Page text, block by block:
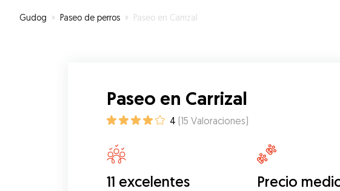
Gudog » Paseo de perros » Paseo en Carrizal
Paseo en Carrizal
4 (15 Valoraciones)
11 excelentes
Precio